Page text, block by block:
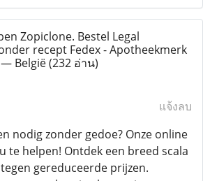
Zopiclone. Bestel Legal
recept Fedex - Apotheekmerk
België(232 อ่าน)
แจ้งลบ
nodig zonder gedoe? Onze online
te helpen! Ontdek een breed scala
gereduceerde prijzen.